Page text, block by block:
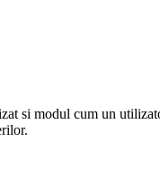
si modul cum un